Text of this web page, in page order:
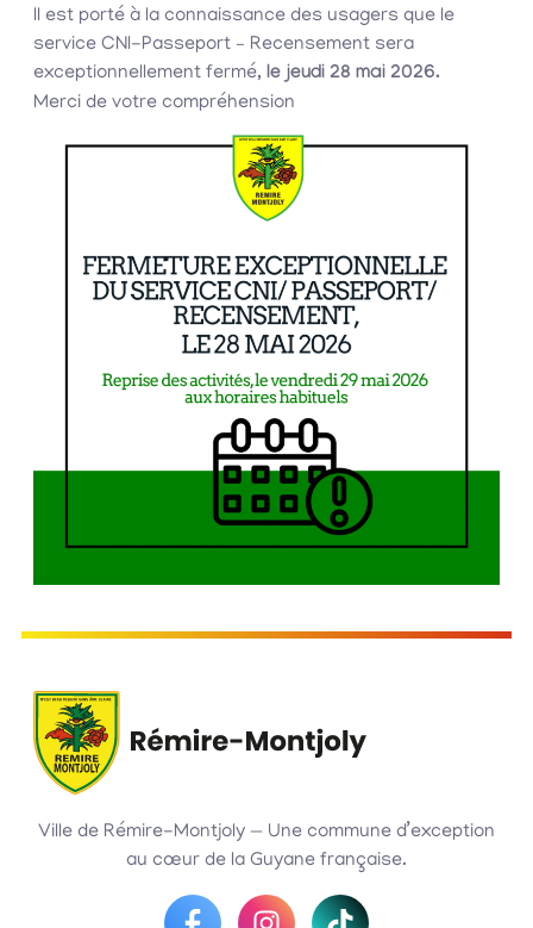
Il est porté à la connaissance des usagers que le
service CNI-Passeport – Recensement sera
exceptionnellement fermé, le jeudi 28 mai 2026.
Merci de votre compréhension
Ville de Rémire-Montjoly — Une commune d’exception
au cœur de la Guyane française.